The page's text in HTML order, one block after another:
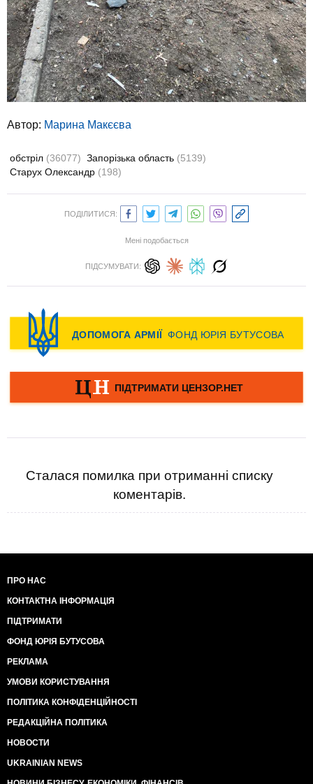
Автор: Марина Макєєва
обстріл (36077) Запорізька область (5139)
Старух Олександр (198)
ПОДІЛИТИСЯ:
Мені подобається
ПІДСУМУВАТИ:
Сталася помилка при отриманні списку
коментарів.
ПРО НАС
КОНТАКТНА ІНФОРМАЦІЯ
ПІДТРИМАТИ
ФОНД ЮРІЯ БУТУСОВА
РЕКЛАМА
УМОВИ КОРИСТУВАННЯ
ПОЛІТИКА КОНФІДЕНЦІЙНОСТІ
РЕДАКЦІЙНА ПОЛІТИКА
НОВОСТИ
UKRAINIAN NEWS